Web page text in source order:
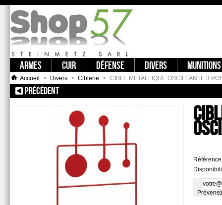
ARMES CUIR DÉFENSE DIVERS MUNITIONS
Accueil > Divers > Ciblerie > CIBLE METALLIQUE OSCILLANTE 3
PRÉCÉDENT:: CIBLE MÉTALLIQUE OSCILLANTE AIR ST1